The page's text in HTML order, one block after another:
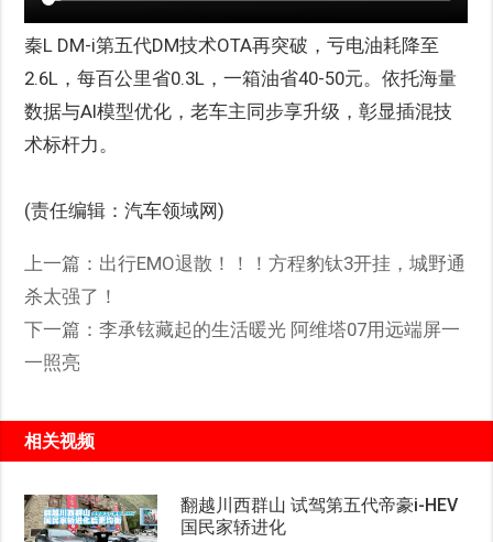
秦L DM-i第五代DM技术OTA再突破，亏电油耗降至
2.6L，每百公里省0.3L，一箱油省40-50元。依托海量
数据与AI模型优化，老车主同步享升级，彰显插混技
术标杆力。
(责任编辑：汽车领域网)
上一篇： 出行EMO退散！！！方程豹钛3开挂，城野通
杀太强了！
下一篇：李承铉藏起的生活暖光 阿维塔07用远端屏一
一照亮
相关视频
翻越川西群山 试驾第五代帝豪i-HEV
国民家轿进化